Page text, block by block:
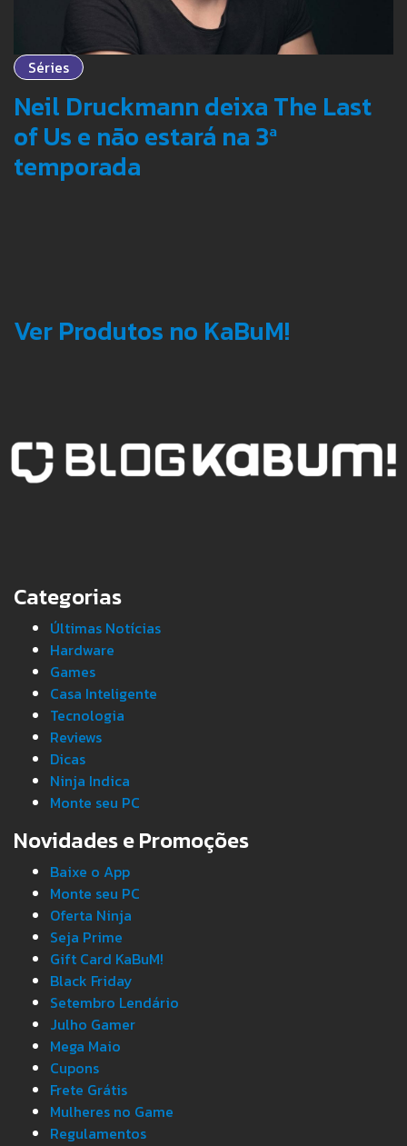
Séries
Neil Druckmann deixa The Last
of Us e não estará na 3ª
temporada
Ver Produtos no KaBuM!
Categorias
Últimas Notícias
Hardware
Games
Casa Inteligente
Tecnologia
Reviews
Dicas
Ninja Indica
Monte seu PC
Novidades e Promoções
Baixe o App
Monte seu PC
Oferta Ninja
Seja Prime
Gift Card KaBuM!
Black Friday
Setembro Lendário
Julho Gamer
Mega Maio
Cupons
Frete Grátis
Mulheres no Game
Regulamentos